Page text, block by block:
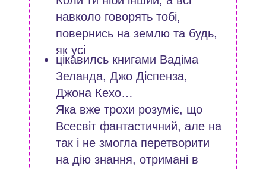
навколо говорять тобі,
повернись на землю та будь,
як усі
цікавилсь книгами Вадіма
Зеланда, Джо Діспенза,
Джона Кехо…
Яка вже трохи розуміє, що
Всесвіт фантастичний, але на
так і не змогла перетворити
на дію знання, отримані в